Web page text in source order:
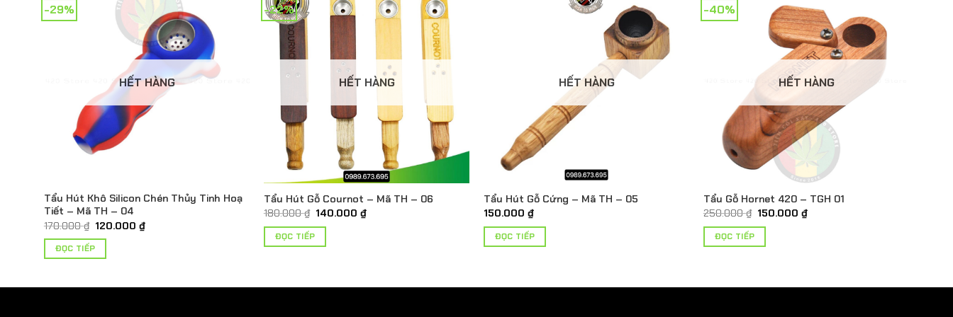
-29%
HẾT HÀNG
Tẩu Hút Khô Silicon Chén Thủy Tinh Hoạ
Tiết – Mã TH – 04
170.000₫ Giá
là:
170.000 ₫.
120.000₫Giá
ĐỌC TIẾP
-22%
HẾT HÀNG
Tẩu Hút Gỗ Cournot – Mã TH – 06
180.000₫ Giá
140.000₫Giá
ĐỌC TIẾP
HẾT HÀNG
Tẩu Hút Gỗ Cứng – Mã TH – 05
150.000 ₫
ĐỌC TIẾP
-40%
HẾT HÀNG
Tẩu Gỗ Hornet 420 – TGH 01
250.000₫ Giá
150.000₫Giá
ĐỌC TIẾP